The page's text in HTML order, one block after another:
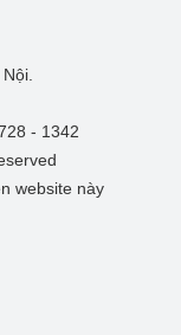
- 1342
website này